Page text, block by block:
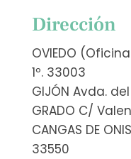
Dirección
OVIEDO
1º. 33003
GIJÓN Avda.
GRADO C/
CANGAS DE
33550